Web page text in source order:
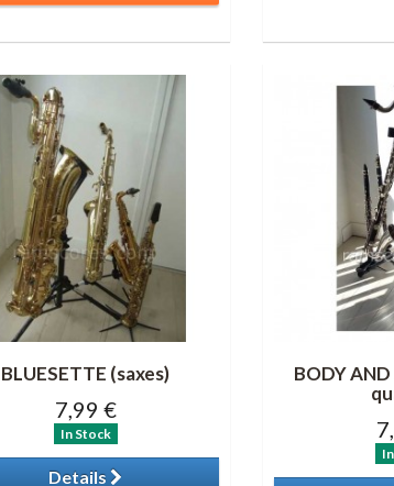
BLUESETTE (saxes)
7,99 €
In Stock
Details
BODY